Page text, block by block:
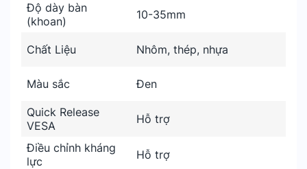
Độ dày bàn
(khoan)
10-35mm
Chất Liệu Nhôm, thép, nhựa
Màu sắc Đen
Quick Release
VESA
Hỗ trợ
Điều chỉnh kháng
lực
Hỗ trợ